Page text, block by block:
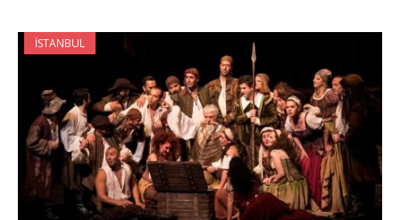
İSTANBUL